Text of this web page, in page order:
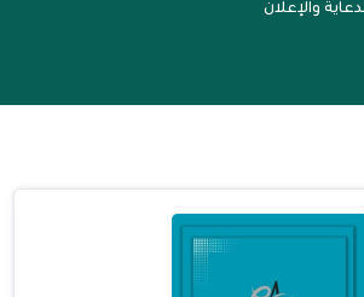
والإعلان